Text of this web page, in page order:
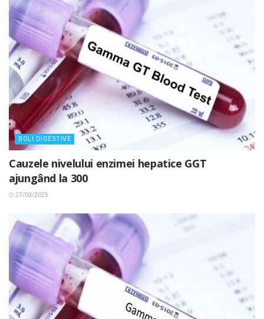
BOLI DIGESTIVE
Cauzele nivelului enzimei hepatice GGT
ajungând la 300
27/03/2025